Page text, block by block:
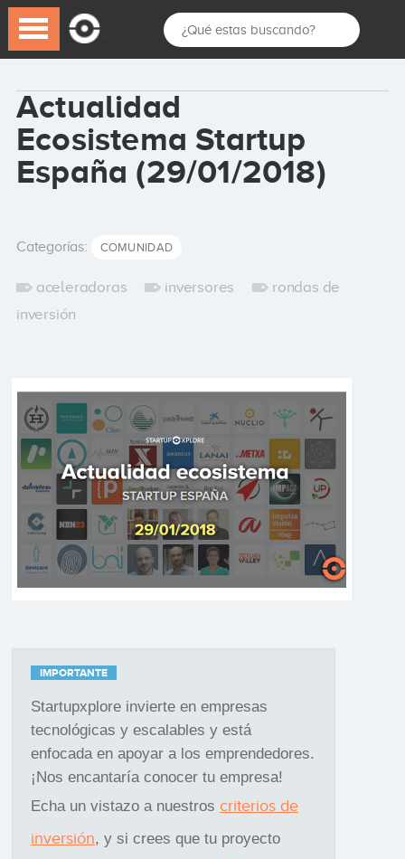
Actualidad
Ecosistema Startup
España (29/01/2018)
Categorías: COMUNIDAD
aceleradoras inversores
rondas de
inversión
IMPORTANTE
Startupxplore invierte en empresas
tecnológicas y escalables y está
enfocada en apoyar a los emprendedores.
¡Nos encantaría conocer tu empresa!
Echa un vistazo a nuestros criterios de
inversión, y si crees que tu proyecto